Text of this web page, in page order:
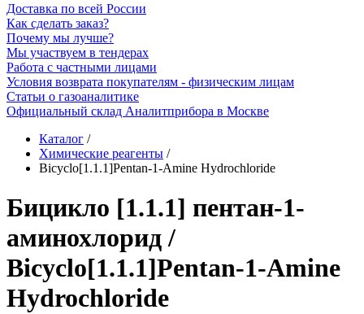
Доставка по всей России
Как сделать заказ?
Почему мы лучше?
Мы участвуем в тендерах
Работа с частными лицами
Условия возврата покупателям - физическим лицам
Статьи о газоаналитике
Официальный склад Аналитприбора в Москве
Каталог /
Химические реагенты /
Bicyclo[1.1.1]Pentan-1-Amine Hydrochloride
Бицикло [1.1.1] пентан-1-
аминохлорид /
Bicyclo[1.1.1]Pentan-1-Amine
Hydrochloride